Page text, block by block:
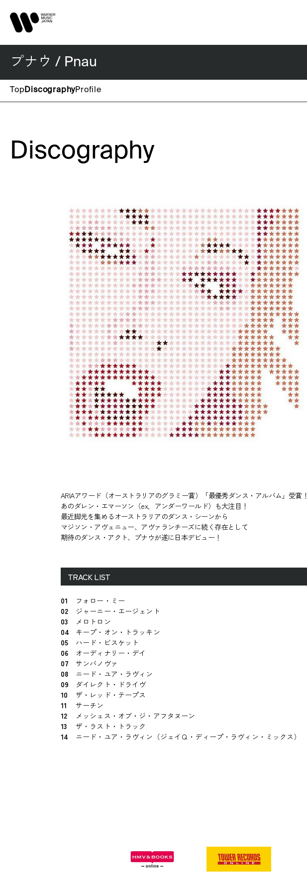
プナウ / Pnau
Top DiscographyProfile
Discography
ARIAアワード（オーストラリアのグラミー賞）「最優秀ダンス・アルバム」受賞！
あのダレン・エマーソン（ex．アンダーワールド）も大注目！
最近脚光を集めるオーストラリアのダンス・シーンから
マジソン・アヴェニュー、アヴァランチーズに続く存在として
期待のダンス・アクト、プナウが遂に日本デビュー！
TRACK LIST
01
フォロー・ミー
02
ジャーニー・エージェント
03
メロトロン
04
キープ・オン・トラッキン
05
ハード・ビスケット
06
オーディナリー・デイ
07
サンバノヴァ
08
ニード・ユア・ラヴィン
09
ダイレクト・ドライヴ
10
ザ・レッド・テープス
11
サーチン
12
メッシェス・オブ・ジ・アフタヌーン
13
ザ・ラスト・トラック
14
ニード・ユア・ラヴィン（ジェイＱ・ディープ・ラヴィン・ミックス）